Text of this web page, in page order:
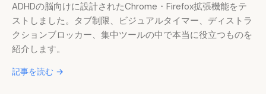
ADHDの脳向けに設計されたChrome・Firefox拡張機能をテ
ストしました。タブ制限、ビジュアルタイマー、ディストラ
クションブロッカー、集中ツールの中で本当に役立つものを
紹介します。
記事を読む →